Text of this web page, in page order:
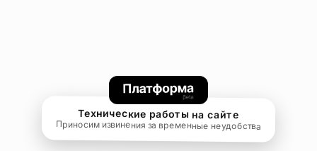
Технические работы на сайте
Приносим извинения за временные неудобства